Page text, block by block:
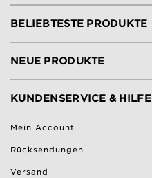
BELIEBTESTE PRODUKTE
NEUE PRODUKTE
KUNDENSERVICE & HILFE
Mein Account
Rücksendungen
Versand